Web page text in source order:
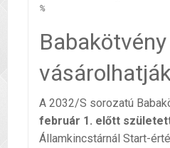
%
A 2032/S sorozatú
február 1. előtt
Államkincstárnál Start-